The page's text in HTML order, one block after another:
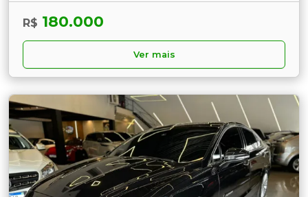
R$ 180.000
Ver mais